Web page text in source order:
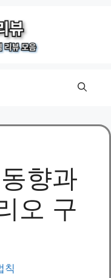
향과
오 구
칙